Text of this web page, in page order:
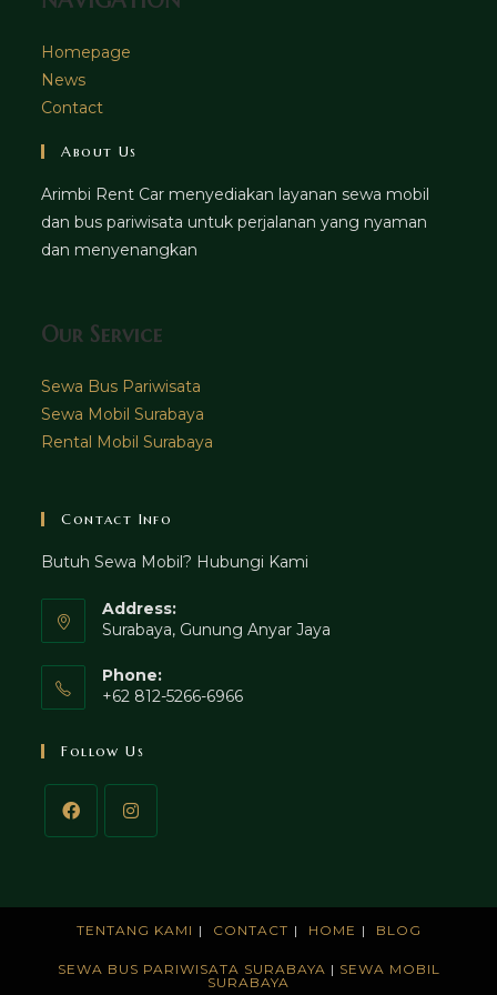
Homepage
News
Contact
About Us
Arimbi Rent Car menyediakan layanan sewa mobil
dan bus pariwisata untuk perjalanan yang nyaman
dan menyenangkan
Our Service
Sewa Bus Pariwisata
Sewa Mobil Surabaya
Rental Mobil Surabaya
Contact Info
Butuh Sewa Mobil? Hubungi Kami
Address:
Surabaya, Gunung Anyar Jaya
Phone:
+62 812-5266-6966
Follow Us
TENTANG KAMI CONTACT HOME BLOG
SEWA BUS PARIWISATA SURABAYA | SEWA MOBIL
SURABAYA